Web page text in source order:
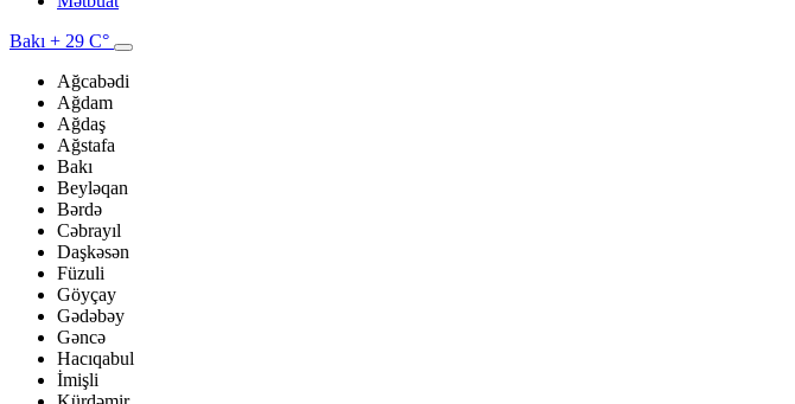
Bakı + 29 C°
Ağcabədi
Ağdam
Ağdaş
Ağstafa
Bakı
Beyləqan
Bərdə
Cəbrayıl
Daşkəsən
Füzuli
Göyçay
Gədəbəy
Gəncə
Hacıqabul
İmişli